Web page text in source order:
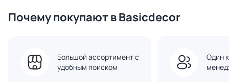
Почему покупают в Basicdecor
Большой ассортимент с
удобным поиском
Один